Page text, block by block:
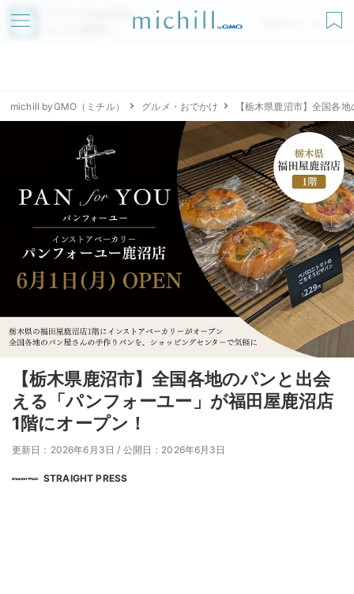
アプリでmichillが
無料ダウンロード
michill byGMO（ミチル） グルメ・おでかけ 【栃木県鹿沼市】全国各
【栃木県鹿沼市】全国各地のパンと出会
える「パンフォーユー」が福田屋鹿沼店
1階にオープン！
更新日：2026年6月3日 / 公開日：2026年6月3日
STRAIGHT PRESS